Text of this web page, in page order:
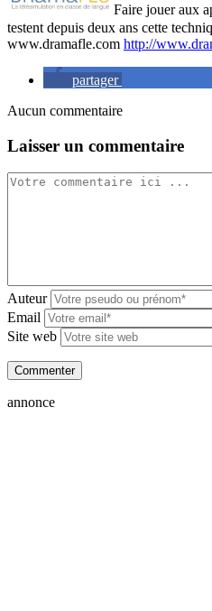
Faire jouer aux
testent depuis deux ans cette
www.dramafle.com http://
partager
Aucun commentaire
Laisser un commentaire
Auteur
Email
Site web
annonce